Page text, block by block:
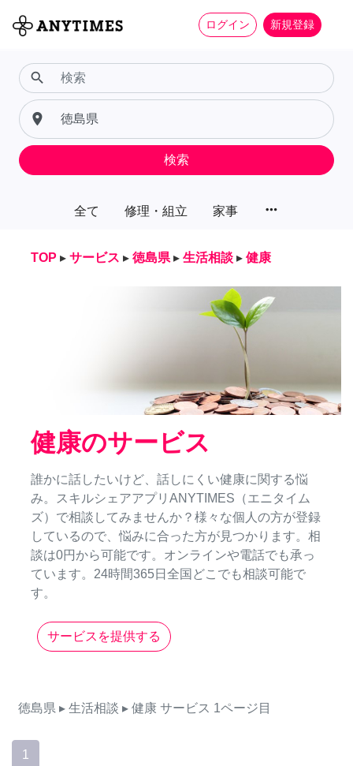
ログイン 新規登録
全て 修理・組立 家事 more_horiz
search
place
検索
TOP ▸ サービス ▸ 徳島県 ▸ 生活相談 ▸ 健康
健康のサービス
誰かに話したいけど、話しにくい健康に関する悩
み。スキルシェアアプリANYTIMES（エニタイム
ズ）で相談してみませんか？様々な個人の方が登録
しているので、悩みに合った方が見つかります。相
談は0円から可能です。オンラインや電話でも承っ
ています。24時間365日全国どこでも相談可能で
す。
サービスを提供する
徳島県 ▸ 生活相談 ▸ 健康 サービス 1ページ目
1